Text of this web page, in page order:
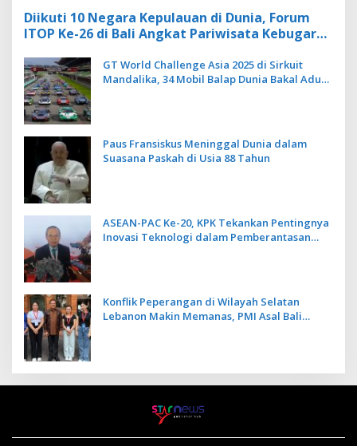
Diikuti 10 Negara Kepulauan di Dunia, Forum
ITOP Ke-26 di Bali Angkat Pariwisata Kebugaran
GT World Challenge Asia 2025 di Sirkuit
Mandalika, 34 Mobil Balap Dunia Bakal Adu
Paus Fransiskus Meninggal Dunia dalam
Suasana Paskah di Usia 88 Tahun
ASEAN-PAC Ke-20, KPK Tekankan Pentingnya
Inovasi Teknologi dalam Pemberantasan
Konflik Peperangan di Wilayah Selatan
Lebanon Makin Memanas, PMI Asal Bali